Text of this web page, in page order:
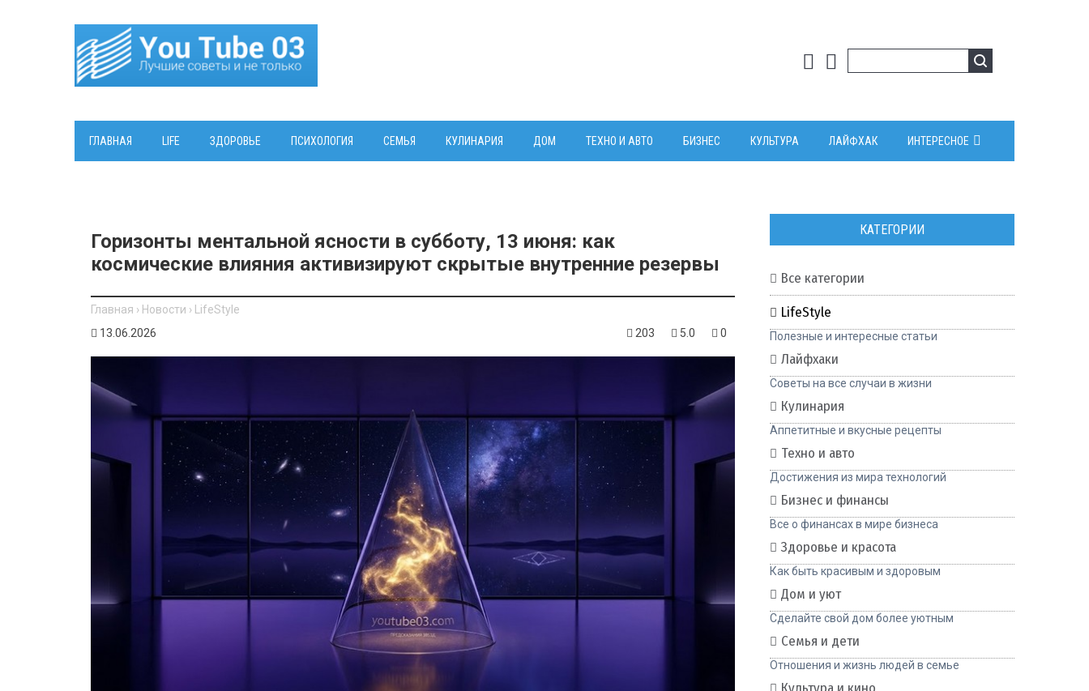
ГЛАВНАЯ LIFE ЗДОРОВЬЕ ПСИХОЛОГИЯ СЕМЬЯ КУЛИНАРИЯ ДОМ ТЕХНО И АВТО БИЗНЕС КУЛЬТУРА ЛАЙФХАК ИНТЕРЕСНОЕ
Горизонты ментальной ясности в субботу, 13 июня: как
космические влияния активизируют скрытые внутренние резервы
Главная › Новости › LifeStyle
13.06.2026
203 5.0 0
КАТЕГОРИИ
Все категории
LifeStyle
Полезные и интересные статьи
Лайфхаки
Советы на все случаи в жизни
Кулинария
Аппетитные и вкусные рецепты
Техно и авто
Достижения из мира технологий
Бизнес и финансы
Все о финансах в мире бизнеса
Здоровье и красота
Как быть красивым и здоровым
Дом и уют
Сделайте свой дом более уютным
Семья и дети
Отношения и жизнь людей в семье